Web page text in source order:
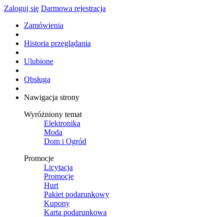
Zaloguj się Darmowa rejestracja
Zamówienia
Historia przeglądania
Ulubione
Obsługa
Nawigacja strony
Wyróżniony temat
Elektronika
Moda
Dom i Ogród
Promocje
Licytacja
Promocje
Hurt
Pakiet podarunkowy
Kupony
Karta podarunkowa